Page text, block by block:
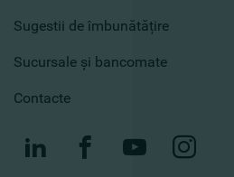
Sugestii de îmbunătățire
Sucursale și bancomate
Contacte